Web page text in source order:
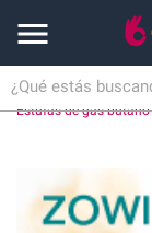

Inicio
Estufas de gas butano